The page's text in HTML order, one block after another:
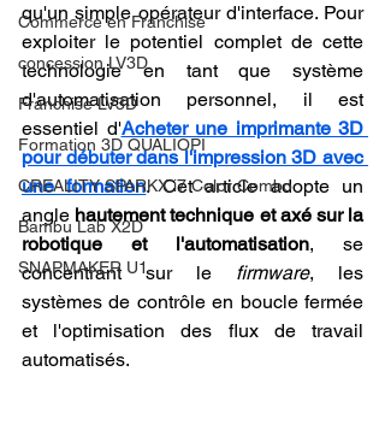
Commerce en Franchise
concession LV3D
Franchise LV3D
Formation 3D QUALIOPI
CREALITY SPARKX i7 Color Combo
Bambu Lab X2D
SNAPMAKER U1
qu'un simple opérateur d'interface. Pour
exploiter le potentiel complet de cette
technologie en tant que système
d'automatisation personnel, il est
essentiel d'Acheter une imprimante 3D
pour débuter dans l'impression 3D avec
une formation. Cet article adopte un
angle hautement technique et axé sur la
robotique et l'automatisation, se
concentrant sur le firmware, les
systèmes de contrôle en boucle fermée
et l'optimisation des flux de travail
automatisés.